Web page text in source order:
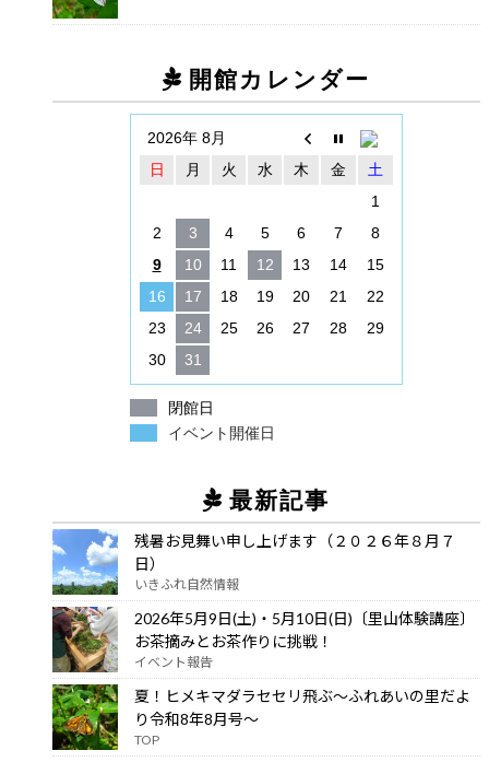
開館カレンダー
2026年 8月
日
月 火 水 木 金
土
1
2
3 4 5 6 7
8
9
10 11 12 13 14
15
16
17 18 19 20 21
22
23
24 25 26 27 28
29
30
31
閉館日
イベント開催日
最新記事
残暑お見舞い申し上げます（２０２６年８月７
日）
いきふれ自然情報
2026年5月9日(土)・5月10日(日)〔里山体験講座〕
お茶摘みとお茶作りに挑戦！
イベント報告
夏！ヒメキマダラセセリ飛ぶ～ふれあいの里だよ
り令和8年8月号～
TOP